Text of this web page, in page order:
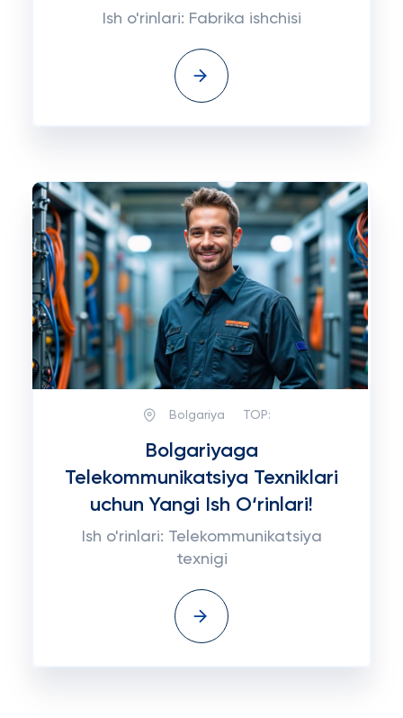
Ish o'rinlari: Fabrika ishchisi
Bolgariya TOP:
Bolgariyaga
Telekommunikatsiya Texniklari
uchun Yangi Ish O‘rinlari!
Ish o'rinlari: Telekommunikatsiya
texnigi